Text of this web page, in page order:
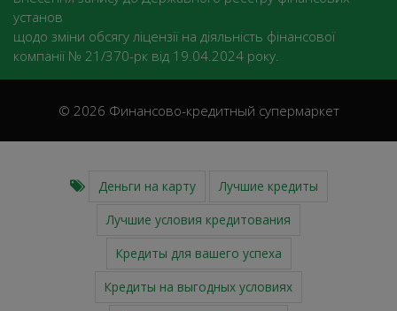
установ
щодо зміни обсягу ліцензії на діяльність фінансової
компанії № 21/370-рк від 19.04.2024 року.
© 2026 Финансово-кредитный супермаркет
Деньги на карту
Лучшие кредиты
Лучшие условия кредитования
Кредиты для вашего успеха
Кредиты на выгодных условиях